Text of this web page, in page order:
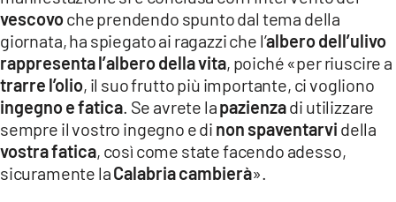
vescovoche prendendo spunto dal tema della
giornata, ha spiegato ai ragazzi che l’albero dell’ulivo
rappresenta l’albero della vita, poiché «per riuscire a
trarre l’olio, il suo frutto più importante, ci vogliono
ingegno e fatica. Se avrete lapazienzadi utilizzare
sempre il vostro ingegno e di non spaventarvi della
vostra fatica, così come state facendo adesso,
sicuramente laCalabria cambierà».